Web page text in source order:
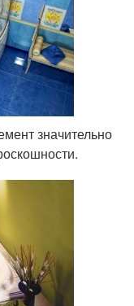
значительно